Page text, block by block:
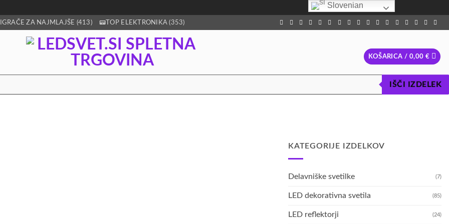
ZA NAJMLAJŠE (413) 📟TOP ELEKTRONIKA (353)
KOŠARICA / 0,00 €
IŠČI IZDELEK
KATEGORIJE IZDELKOV
Delavniške svetilke (7)
LED dekorativna svetila (85)
LED reflektorji (24)
Slovenian